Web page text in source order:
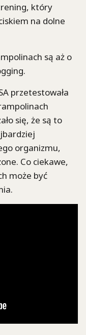
który
na dolne
są aż o
przetestowała
się, że są to
organizmu,
Co ciekawe,
może być